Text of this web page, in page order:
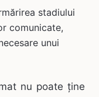
stadiului
comunicate,
unui
nu poate ține